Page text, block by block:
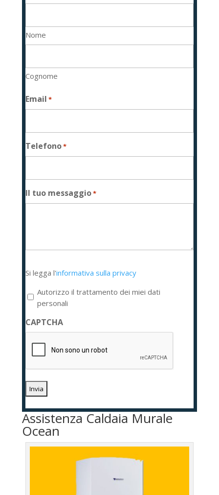
Nome
Cognome
Email *
Telefono*
Il tuo messaggio*
legga
l'informativa
sulla
privacy
*
Si legga l'informativa sulla privacy
Autorizzo il trattamento dei miei dati
personali
CAPTCHA
Assistenza Caldaia Murale
Ocean